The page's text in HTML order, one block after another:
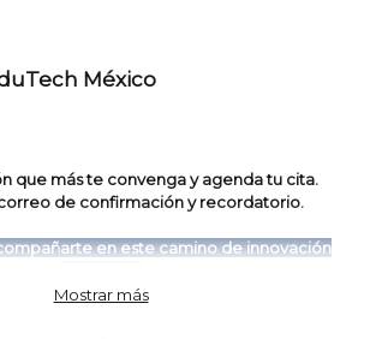
México
que más te convenga y agenda tu cita.
de confirmación y recordatorio.
en este camino de innovación
Mostrar más